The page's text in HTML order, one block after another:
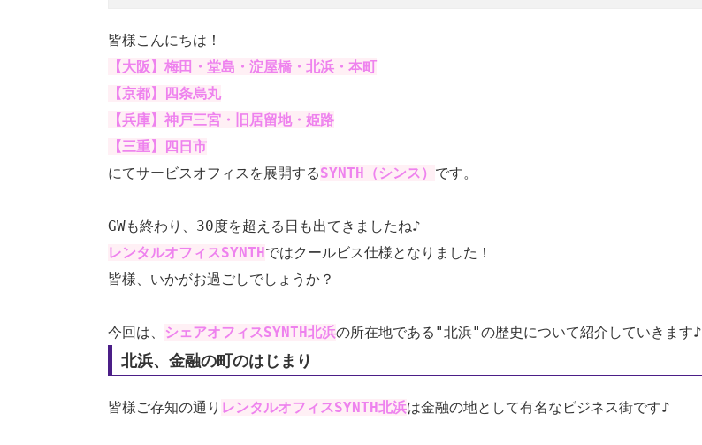
皆様こんにちは！
【大阪】梅田・堂島・淀屋橋・北浜・本町
【京都】四条烏丸
【兵庫】神戸三宮・旧居留地・姫路
【三重】四日市
にてサービスオフィスを展開するSYNTH（シンス） です​。
GWも終わり、30度を超える日も出てきましたね♪
レンタルオフィスSYNTHではクールビス仕様となりました！
皆様、いかがお過ごしでしょうか？
今回は、 シェアオフィスSYNTH北浜の所在地である"北浜"の歴史について紹介していきます♪
北浜、金融の町のはじまり
皆様ご存知の通り レンタルオフィスSYNTH北浜は金融の地として有名なビジネス街です♪